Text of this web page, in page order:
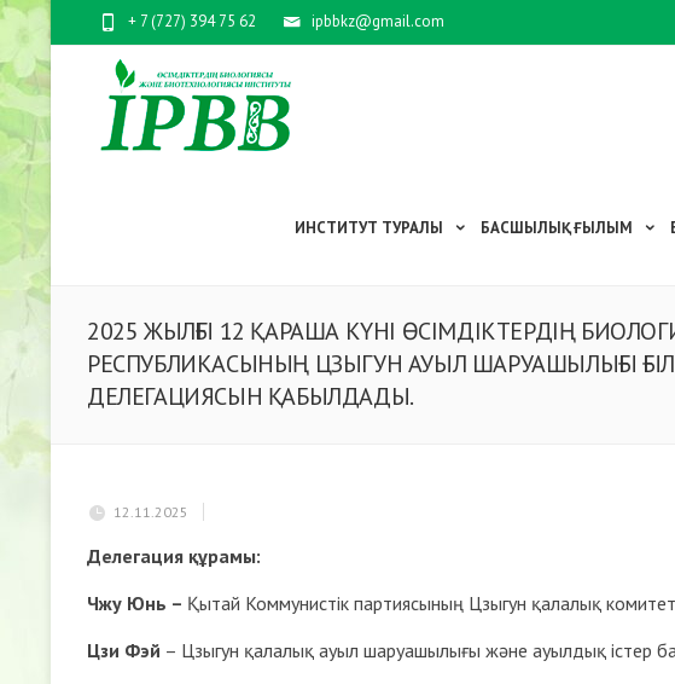
ipbbkz@gmail.com
+ 7 (727) 394 75 62
ИНСТИТУТ ТУРАЛЫ БАСШЫЛЫҚ ҒЫЛЫМ
2025 ЖЫЛҒЫ 12 ҚАРАША КҮНІ ӨСІМДІКТЕРДІҢ
РЕСПУБЛИКАСЫНЫҢ ЦЗЫГУН АУЫЛ ШАРУАШЫЛЫҒЫ
ДЕЛЕГАЦИЯСЫН ҚАБЫЛДАДЫ.
12.11.2025
Делегация құрамы:
Чжу Юнь – Қытай Коммунистік партиясының Цзыгун қалалық
Цзи Фэй – Цзыгун қалалық ауыл шаруашылығы және ауылдық істер